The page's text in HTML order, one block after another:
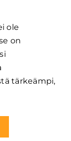
ole
on
tärkeämpi,